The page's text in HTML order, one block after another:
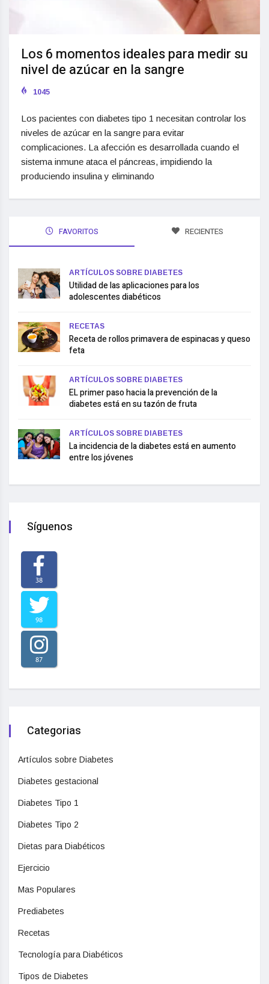
Los 6 momentos ideales para medir su
nivel de azúcar en la sangre
1045
Los pacientes con diabetes tipo 1 necesitan controlar los
niveles de azúcar en la sangre para evitar
complicaciones. La afección es desarrollada cuando el
sistema inmune ataca el páncreas, impidiendo la
produciendo insulina y eliminando
FAVORITOS RECIENTES
ARTÍCULOS SOBRE DIABETES
Utilidad de las aplicaciones para los
adolescentes diabéticos
RECETAS
Receta de rollos primavera de espinacas y queso
feta
ARTÍCULOS SOBRE DIABETES
EL primer paso hacia la prevención de la
diabetes está en su tazón de fruta
ARTÍCULOS SOBRE DIABETES
La incidencia de la diabetes está en aumento
entre los jóvenes
Síguenos
38
98
87
Categorias
Artículos sobre Diabetes
Diabetes gestacional
Diabetes Tipo 1
Diabetes Tipo 2
Dietas para Diabéticos
Ejercicio
Mas Populares
Prediabetes
Recetas
Tecnología para Diabéticos
Tipos de Diabetes